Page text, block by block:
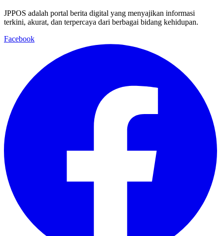
JPPOS adalah portal berita digital yang menyajikan informasi
terkini, akurat, dan terpercaya dari berbagai bidang kehidupan.
Facebook